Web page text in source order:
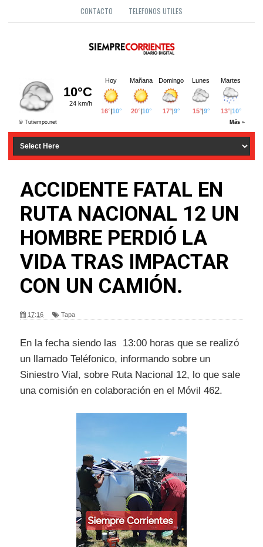
CONTACTO TELEFONOS UTILES
ACCIDENTE FATAL EN
RUTA NACIONAL 12 UN
HOMBRE PERDIÓ LA
VIDA TRAS IMPACTAR
CON UN CAMIÓN.
17:16 Tapa
En la fecha siendo las 13:00 horas que se realizó
un llamado Teléfonico, informando sobre un
Siniestro Vial, sobre Ruta Nacional 12, lo que sale
una comisión en colaboración en el Móvil 462.